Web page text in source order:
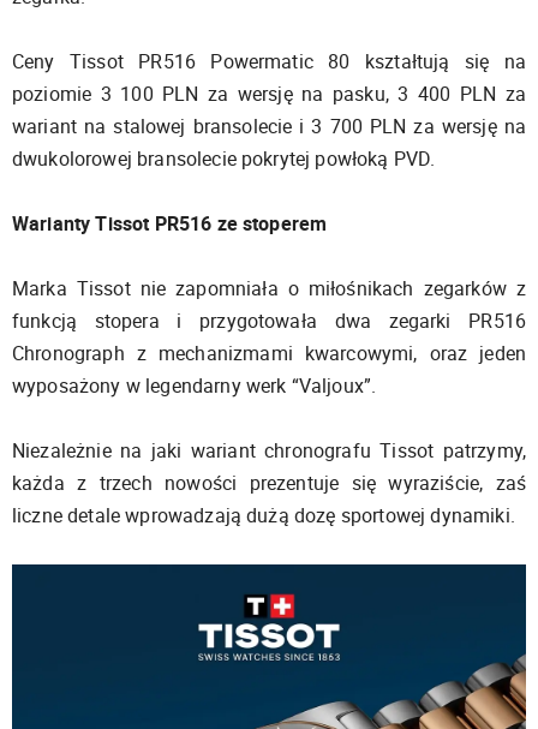
Ceny Tissot PR516 Powermatic 80 kształtują się na
poziomie 3 100 PLN za wersję na pasku, 3 400 PLN za
wariant na stalowej bransolecie i 3 700 PLN za wersję na
dwukolorowej bransolecie pokrytej powłoką PVD.
Warianty Tissot PR516 ze stoperem
Marka Tissot nie zapomniała o miłośnikach zegarków z
funkcją stopera i przygotowała dwa zegarki PR516
Chronograph z mechanizmami kwarcowymi, oraz jeden
wyposażony w legendarny werk “Valjoux”.
Niezależnie na jaki wariant chronografu Tissot patrzymy,
każda z trzech nowości prezentuje się wyraziście, zaś
liczne detale wprowadzają dużą dozę sportowej dynamiki.